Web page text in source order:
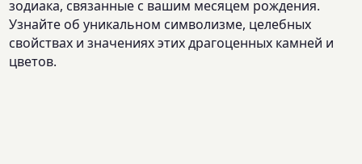
зодиака, связанные с вашим месяцем рождения.
Узнайте об уникальном символизме, целебных
свойствах и значениях этих драгоценных камней и
цветов.